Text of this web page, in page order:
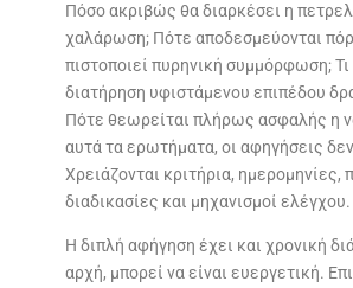
Πόσο ακριβώς θα διαρκέσει η
χαλάρωση; Πότε αποδεσμεύονται
πιστοποιεί πυρηνική συμμόρφωση; Τι
διατήρηση υφιστάμενου επιπέδου
Πότε θεωρείται πλήρως ασφαλής η
αυτά τα ερωτήματα, οι αφηγήσεις
Χρειάζονται κριτήρια, ημερομηνίες,
διαδικασίες και μηχανισμοί ελέγχου.
Η διπλή αφήγηση έχει και χρονική
αρχή, μπορεί να είναι ευεργετική.